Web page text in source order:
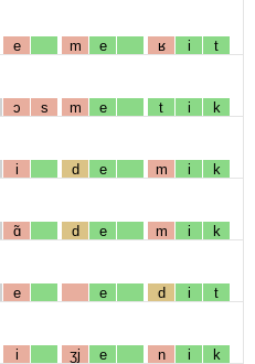
e m e ʁ i t
ɔ s m e t i k
i d e m i k
ɑ̃ d e m i k
e e d i t
i ʒj e n i k